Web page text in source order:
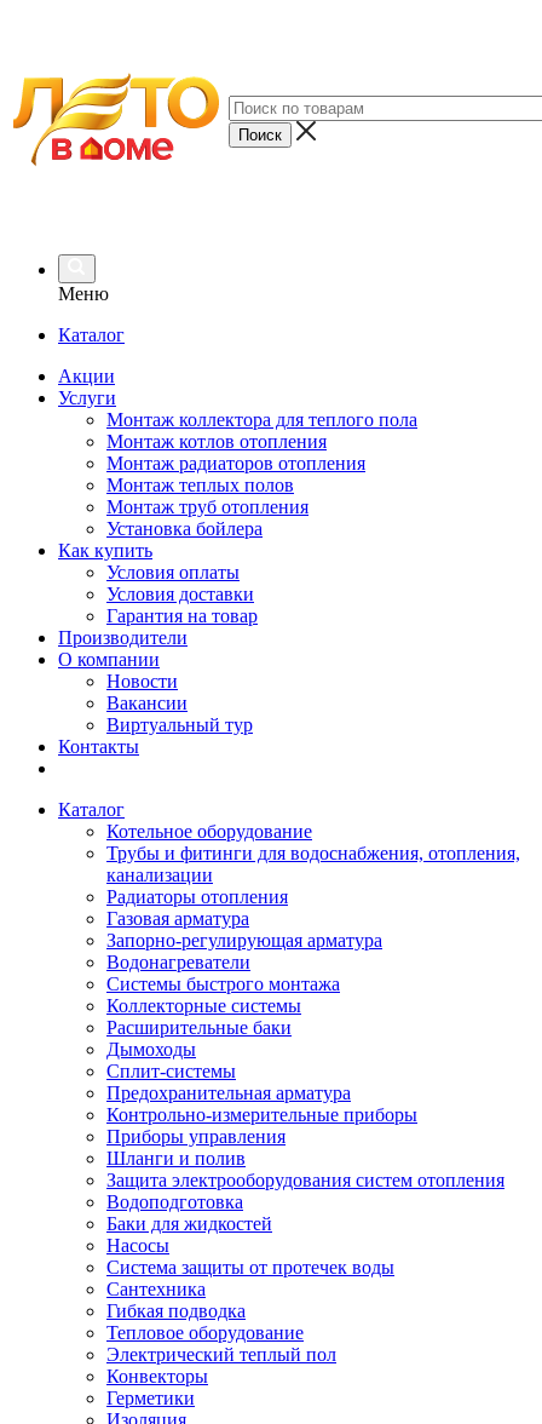
Меню
Каталог
Акции
Услуги
Монтаж коллектора для теплого пола
Монтаж котлов отопления
Монтаж радиаторов отопления
Монтаж теплых полов
Монтаж труб отопления
Установка бойлера
Как купить
Условия оплаты
Условия доставки
Гарантия на товар
Производители
О компании
Новости
Вакансии
Виртуальный тур
Контакты
Каталог
Котельное оборудование
Трубы и фитинги для водоснабжения, отопления,
канализации
Радиаторы отопления
Газовая арматура
Запорно-регулирующая арматура
Водонагреватели
Системы быстрого монтажа
Коллекторные системы
Расширительные баки
Дымоходы
Сплит-системы
Предохранительная арматура
Контрольно-измерительные приборы
Приборы управления
Шланги и полив
Защита электрооборудования систем отопления
Водоподготовка
Баки для жидкостей
Насосы
Система защиты от протечек воды
Сантехника
Гибкая подводка
Тепловое оборудование
Электрический теплый пол
Конвекторы
Герметики
Изоляция